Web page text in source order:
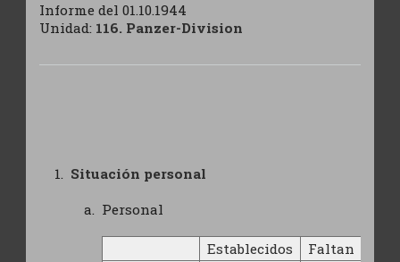
Informe del 01.10.1944
Unidad: 116. Panzer-Division
Situación personal
Personal
Establecidos
Faltan